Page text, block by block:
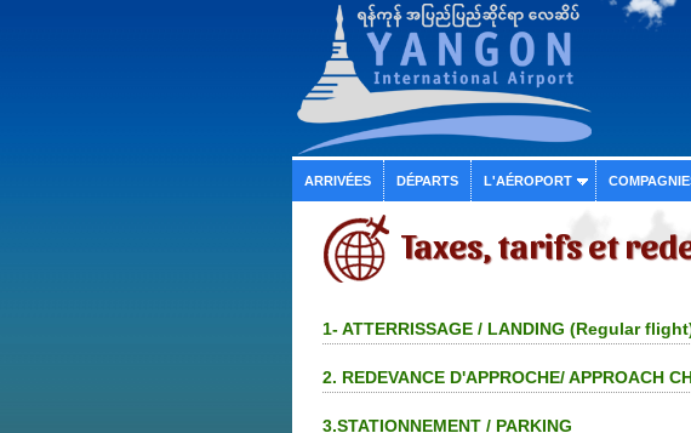
ARRIVÉES DÉPARTS L'AÉROPORT
Taxes, tarifs et
1- ATTERRISSAGE / LANDING (Regular
2. REDEVANCE D'APPROCHE/ APPROACH
3.STATIONNEMENT / PARKING